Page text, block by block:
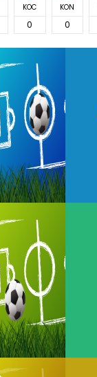
KOC
0
KON
0